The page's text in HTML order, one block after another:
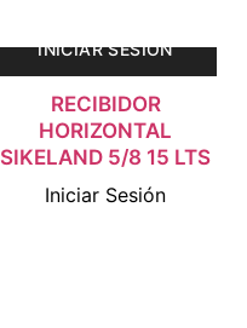
INICIAR SESIÓN
RECIBIDOR
HORIZONTAL
SIKELAND 5/8 15 LTS
Iniciar Sesión